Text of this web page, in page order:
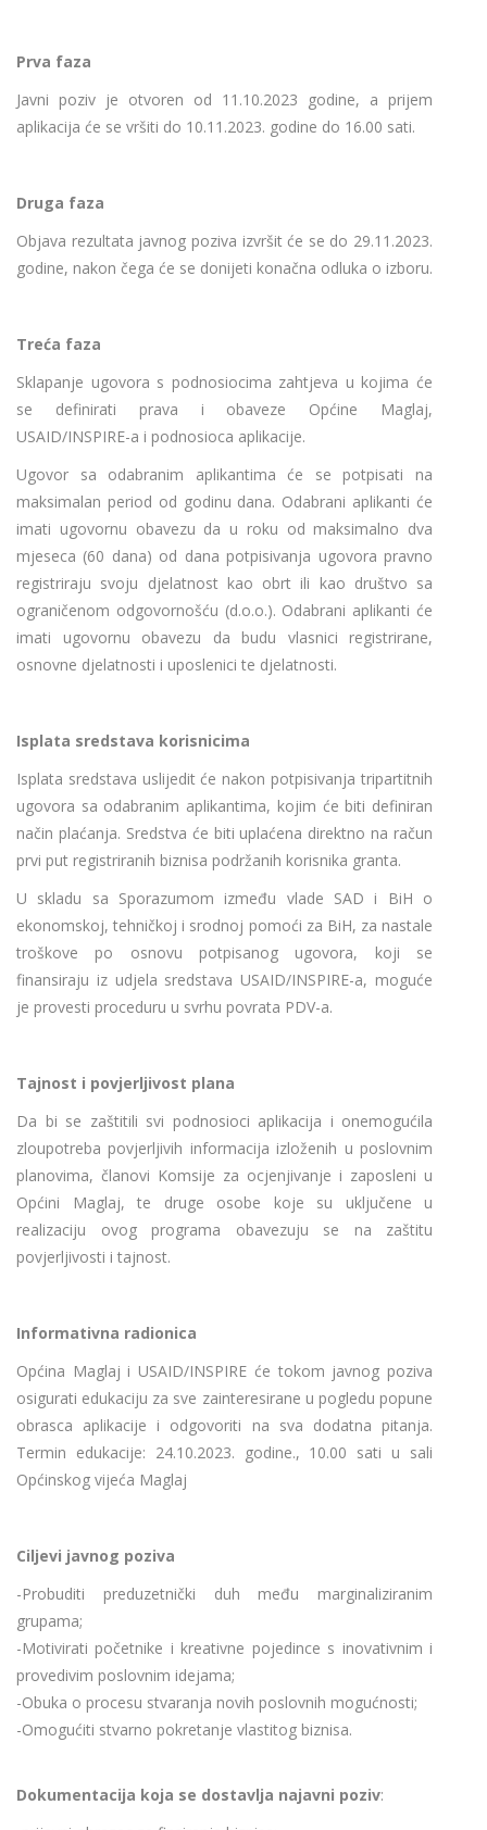
Prva faza
Javni poziv je otvoren od 11.10.2023 godine, a prijem
aplikacija će se vršiti do 10.11.2023. godine do 16.00 sati.
Druga faza
Objava rezultata javnog poziva izvršit će se do 29.11.2023.
godine, nakon čega će se donijeti konačna odluka o izboru.
Treća faza
Sklapanje ugovora s podnosiocima zahtjeva u kojima će
se definirati prava i obaveze Općine Maglaj,
USAID/INSPIRE-a i podnosioca aplikacije.
Ugovor sa odabranim aplikantima će se potpisati na
maksimalan period od godinu dana. Odabrani aplikanti će
imati ugovornu obavezu da u roku od maksimalno dva
mjeseca (60 dana) od dana potpisivanja ugovora pravno
registriraju svoju djelatnost kao obrt ili kao društvo sa
ograničenom odgovornošću (d.o.o.). Odabrani aplikanti će
imati ugovornu obavezu da budu vlasnici registrirane,
osnovne djelatnosti i uposlenici te djelatnosti.
Isplata sredstava korisnicima
Isplata sredstava uslijedit će nakon potpisivanja tripartitnih
ugovora sa odabranim aplikantima, kojim će biti definiran
način plaćanja. Sredstva će biti uplaćena direktno na račun
prvi put registriranih biznisa podržanih korisnika granta.
U skladu sa Sporazumom između vlade SAD i BiH o
ekonomskoj, tehničkoj i srodnoj pomoći za BiH, za nastale
troškove po osnovu potpisanog ugovora, koji se
finansiraju iz udjela sredstava USAID/INSPIRE-a, moguće
je provesti proceduru u svrhu povrata PDV-a.
Tajnost i povjerljivost plana
Da bi se zaštitili svi podnosioci aplikacija i onemogućila
zloupotreba povjerljivih informacija izloženih u poslovnim
planovima, članovi Komsije za ocjenjivanje i zaposleni u
Općini Maglaj, te druge osobe koje su uključene u
realizaciju ovog programa obavezuju se na zaštitu
povjerljivosti i tajnost.
Informativna radionica
Općina Maglaj i USAID/INSPIRE će tokom javnog poziva
osigurati edukaciju za sve zainteresirane u pogledu popune
obrasca aplikacije i odgovoriti na sva dodatna pitanja.
Termin edukacije: 24.10.2023. godine., 10.00 sati u sali
Općinskog vijeća Maglaj
Ciljevi javnog poziva
-Probuditi preduzetnički duh među marginaliziranim
grupama;
-Motivirati početnike i kreativne pojedince s inovativnim i
provedivim poslovnim idejama;
-Obuka o procesu stvaranja novih poslovnih mogućnosti;
-Omogućiti stvarno pokretanje vlastitog biznisa.
Dokumentacija koja se dostavlja najavni poziv: